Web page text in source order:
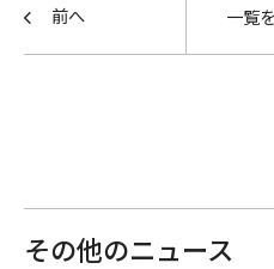
前へ 一覧
その他のニュース